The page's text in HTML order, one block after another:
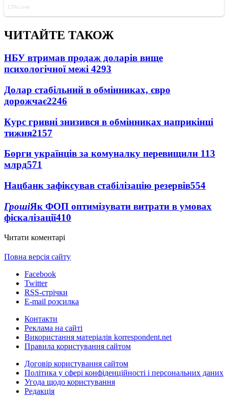
ЧИТАЙТЕ ТАКОЖ
НБУ втримав продаж доларів вище
психологічної межі 4293
Долар стабільний в обмінниках, євро
дорожчає2246
Курс гривні знизився в обмінниках наприкінці
тижня2157
Борги українців за комуналку перевищили 113
млрд571
Нацбанк зафіксував стабілізацію резервів554
ГрошіЯк ФОП оптимізувати витрати в умовах
фіскалізації410
Читати коментарі
Повна версія сайту
Facebook
Twitter
RSS-стрічки
E-mail розсилка
Контакти
Реклама на сайті
Використання матеріалів korrespondent.net
Правила користування сайтом
Договір користування сайтом
Політика у сфері конфіденційності і персональних даних
Угода щодо користування
Редакція